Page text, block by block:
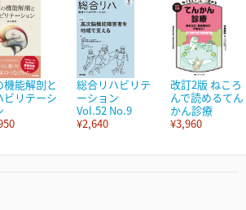
機能解剖と
ビリテーシ
総合リハビリテ
ーション
Vol.52 No.9
¥2,640
改訂2版 ねころ
んで読めるてん
かん診療
¥3,960